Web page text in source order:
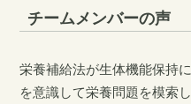
チームメンバーの声
栄養補給法が生体機能保持
を意識して栄養問題を模索